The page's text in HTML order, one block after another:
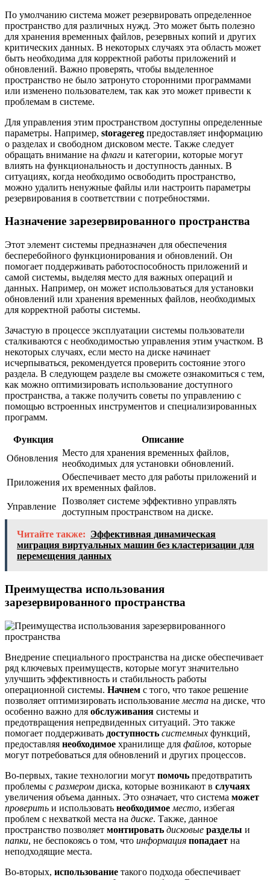
По умолчанию система может резервировать определенное
пространство для различных нужд. Это может быть полезно
для хранения временных файлов, резервных копий и других
критических данных. В некоторых случаях эта область может
быть необходима для корректной работы приложений и
обновлений. Важно проверять, чтобы выделенное
пространство не было затронуто сторонними программами
или изменено пользователем, так как это может привести к
проблемам в системе.
Для управления этим пространством доступны определенные
параметры. Например, storagereg предоставляет информацию
о разделах и свободном дисковом месте. Также следует
обращать внимание на флаги и категории, которые могут
влиять на функциональность и доступность данных. В
ситуациях, когда необходимо освободить пространство,
можно удалить ненужные файлы или настроить параметры
резервирования в соответствии с потребностями.
Назначение зарезервированного пространства
Этот элемент системы предназначен для обеспечения
бесперебойного функционирования и обновлений. Он
помогает поддерживать работоспособность приложений и
самой системы, выделяя место для важных операций и
данных. Например, он может использоваться для установки
обновлений или хранения временных файлов, необходимых
для корректной работы системы.
Зачастую в процессе эксплуатации системы пользователи
сталкиваются с необходимостью управления этим участком. В
некоторых случаях, если место на диске начинает
исчерпываться, рекомендуется проверить состояние этого
раздела. В следующем разделе вы сможете ознакомиться с тем,
как можно оптимизировать использование доступного
пространства, а также получить советы по управлению с
помощью встроенных инструментов и специализированных
программ.
Функция
Описание
Обновления
Место для хранения временных файлов,
необходимых для установки обновлений.
Приложения
Обеспечивает место для работы приложений и
их временных файлов.
Управление
Позволяет системе эффективно управлять
доступным пространством на диске.
Читайте также: Эффективная динамическая
миграция виртуальных машин без кластеризации для
перемещения данных
Преимущества использования
зарезервированного пространства
Внедрение специального пространства на диске обеспечивает
ряд ключевых преимуществ, которые могут значительно
улучшить эффективность и стабильность работы
операционной системы. Начнем с того, что такое решение
позволяет оптимизировать использование места на диске, что
особенно важно для обслуживания системы и
предотвращения непредвиденных ситуаций. Это также
помогает поддерживать доступность системных функций,
предоставляя необходимое хранилище для файлов, которые
могут потребоваться для обновлений и других процессов.
Во-первых, такие технологии могут помочь предотвратить
проблемы с размером диска, которые возникают в случаях
увеличения объема данных. Это означает, что система может
проверить и использовать необходимое место, избегая
проблем с нехваткой места на диске. Также, данное
пространство позволяет монтировать дисковые разделы и
папки, не беспокоясь о том, что информация попадает на
неподходящие места.
Во-вторых, использование такого подхода обеспечивает